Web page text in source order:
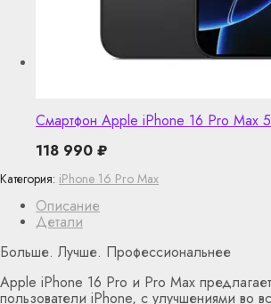
Описание
Детали
Больше. Лучше. Профессиональнее
Apple iPhone 16 Pro и Pro Max
пользователи iPhone, с улучшениями во
Категория: iPhone 16 Pro Max
Смартфон Apple iPhone 16 Pro Max
118 990 ₽